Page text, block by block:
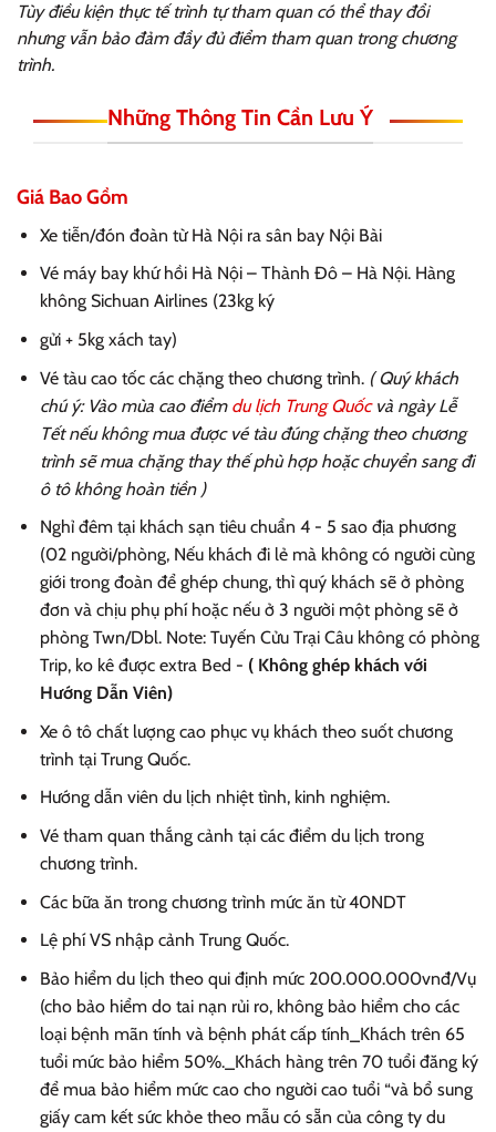
Tùy điều kiện thực tế trình tự tham quan có thể thay đổi
nhưng vẫn bảo đảm đầy đủ điểm tham quan trong chương
trình.
Những Thông Tin Cần Lưu Ý
Giá Bao Gồm
Xe tiễn/đón đoàn từ Hà Nội ra sân bay Nội Bài
Vé máy bay khứ hồi Hà Nội – Thành Đô – Hà Nội. Hàng
không Sichuan Airlines (23kg ký
gửi + 5kg xách tay)
Vé tàu cao tốc các chặng theo chương trình. ( Quý khách
chú ý: Vào mùa cao điểm du lịch Trung Quốcvà ngày Lễ
Tết nếu không mua được vé tàu đúng chặng theo chương
trình sẽ mua chặng thay thế phù hợp hoặc chuyển sang đi
ô tô không hoàn tiền )
Nghỉ đêm tại khách sạn tiêu chuẩn 4 - 5 sao địa phương
(02 người/phòng, Nếu khách đi lẻ mà không có người cùng
giới trong đoàn để ghép chung, thì quý khách sẽ ở phòng
đơn và chịu phụ phí hoặc nếu ở 3 người một phòng sẽ ở
phòng Twn/Dbl. Note: Tuyến Cửu Trại Câu không có phòng
Trip, ko kê được extra Bed - ( Không ghép khách với
Hướng Dẫn Viên)
Xe ô tô chất lượng cao phục vụ khách theo suốt chương
trình tại Trung Quốc.
Hướng dẫn viên du lịch nhiệt tình, kinh nghiệm.
Vé tham quan thắng cảnh tại các điểm du lịch trong
chương trình.
Các bữa ăn trong chương trình mức ăn từ 40NDT
Lệ phí VS nhập cảnh Trung Quốc.
Bảo hiểm du lịch theo qui định mức 200.000.000vnđ/Vụ
(cho bảo hiểm do tai nạn rủi ro, không bảo hiểm cho các
loại bệnh mãn tính và bệnh phát cấp tính_Khách trên 65
tuổi mức bảo hiểm 50%._Khách hàng trên 70 tuổi đăng ký
để mua bảo hiểm mức cao cho người cao tuổi “và bổ sung
giấy cam kết sức khỏe theo mẫu có sẵn của công ty du